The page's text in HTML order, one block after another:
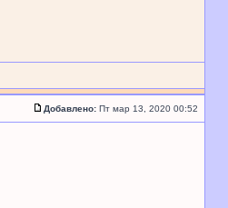
Добавлено: Пт мар 13, 2020 00:52